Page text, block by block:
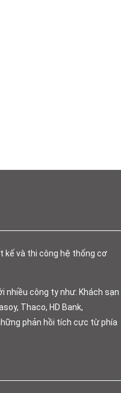
kế và thi công hệ thống cơ
nhiều công ty như: Khách sạn
Thaco, HD Bank,
phản hồi tích cực từ phía